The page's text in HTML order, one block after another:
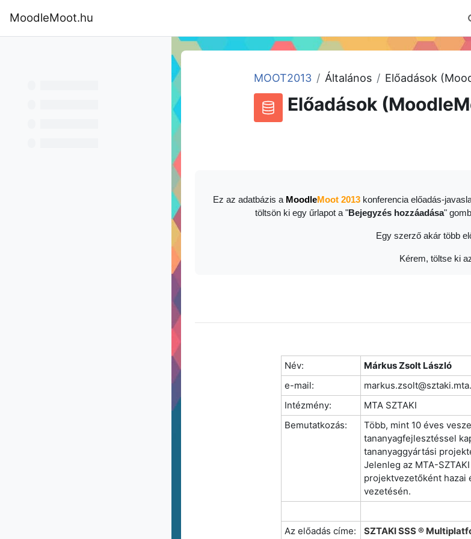
MoodleMoot.hu
MOOT2013 Általános Előadások
Előadások
Ez az adatbázis a MoodleMoot 2013 konferencia előadás-
töltsön ki egy űrlapot a "Bejegyzés hozzáadása"
Egy szerző akár több
Kérem, töltse ki
Név:
Márkus Zsolt László
e-mail:
Intézmény:
MTA SZTAKI
Bemutatkozás:
Több, mint 10 éves
tananyagfejlesztéssel
tananyaggyártási
Jelenleg az MTA-
projektvezetőként hazai
vezetésén.
Az előadás címe:
SZTAKI SSS ®